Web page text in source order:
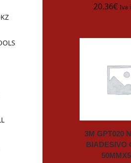
20.36€ Iva
3M GPT020
BIADESIVO